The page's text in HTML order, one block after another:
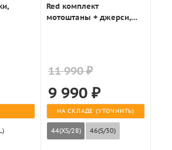
Red комплект
мотоштаны + джерси,
11 990 ₽
9 990 ₽
НА СКЛАДЕ (УТОЧНИТЬ)
44(XS/28) 46(S/30)